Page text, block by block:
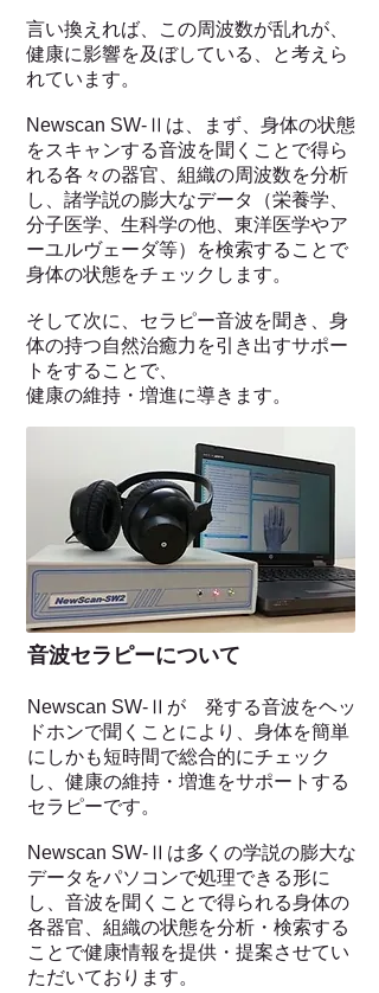
言い換えれば、この周波数が乱れが、
健康に影響を及ぼしている、と考えら
れています。
Newscan SW-Ⅱ は、まず、身体の状態
をスキャンする音波を聞くことで得ら
れる各々の器官、組織の周波数を分析
し、諸学説の膨大なデータ（栄養学、
分子医学、生科学の他、東洋医学やア
ーユルヴェーダ等）を検索することで
身体の状態をチェックします。
そして次に、セラピー音波を聞き、身
体の持つ自然治癒力を引き出すサポー
トをすることで、
健康の維持・増進に導きます。
音波セラピーについて
Newscan SW-Ⅱ が 発する音波をヘッ
ドホンで聞くことにより、 身体を簡単
にしかも短時間で総合的にチェック
し
、健康の維持・増進をサポートする
セラピーです。
Newscan SW-Ⅱ は多くの学説の膨大な
データをパソコンで処理できる形に
し、音波を聞くことで得られる身体の
各器官、組織の状態を分析・検索する
ことで健康情報を提供・提案させてい
ただいております。